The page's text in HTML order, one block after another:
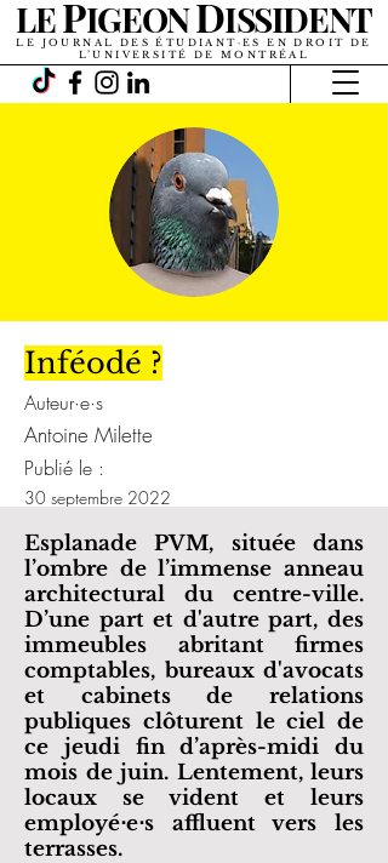
LEPIGEONDISSIDENT
LE JOURNAL DES ÉTUDIANT·ES EN DROIT DE
L’UNIVERSITÉ DE MONTRÉAL
Inféodé ?
Auteur·e·s
Antoine Milette
Publié le :
30 septembre 2022
Esplanade PVM, située dans
l’ombre de l’immense anneau
architectural du centre-ville.
D’une part et d'autre part, des
immeubles abritant firmes
comptables, bureaux d'avocats
et cabinets de relations
publiques clôturent le ciel de
ce jeudi fin d’après-midi du
mois de juin. Lentement, leurs
locaux se vident et leurs
employé⋅e⋅s affluent vers les
terrasses.